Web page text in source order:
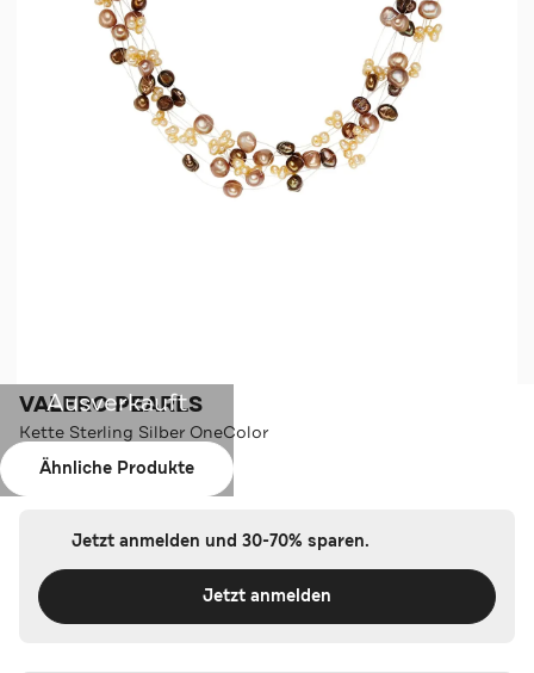
Ausverkauft
Ähnliche Produkte
VALERO PEARLS
Kette Sterling Silber OneColor
Farbe:OneColor
Jetzt anmelden und 30-70% sparen.
Jetzt anmelden